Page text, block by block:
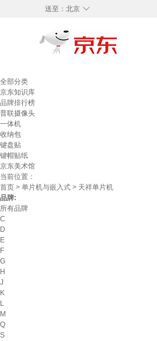
◇
送至： 北京
全部分类
京东知识库
品牌排行榜
普联摄像头
一体机
收纳包
键盘贴
键帽贴纸
京东美术馆
当前位置：
首页 > 单片机与嵌入式 > 天祥单片机
品牌:
所有品牌
C
D
E
F
G
H
J
K
L
M
Q
S